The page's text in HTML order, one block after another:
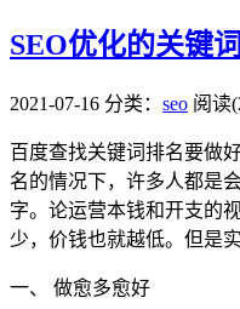
SEO优化的关键
2021-07-16 分类： seo 阅读
百度查找关键词排名要做
名的情况下，许多人都是
字。论运营本钱和开支的
少，价钱也就越低。但是
一、 做愈多愈好